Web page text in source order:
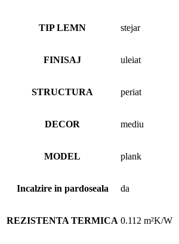
TIP LEMN stejar
FINISAJ uleiat
STRUCTURA periat
DECOR mediu
MODEL plank
Incalzire in pardoseala da
REZISTENTA TERMICA 0.112 m²K/W